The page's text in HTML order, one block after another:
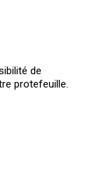
de
protefeuille.